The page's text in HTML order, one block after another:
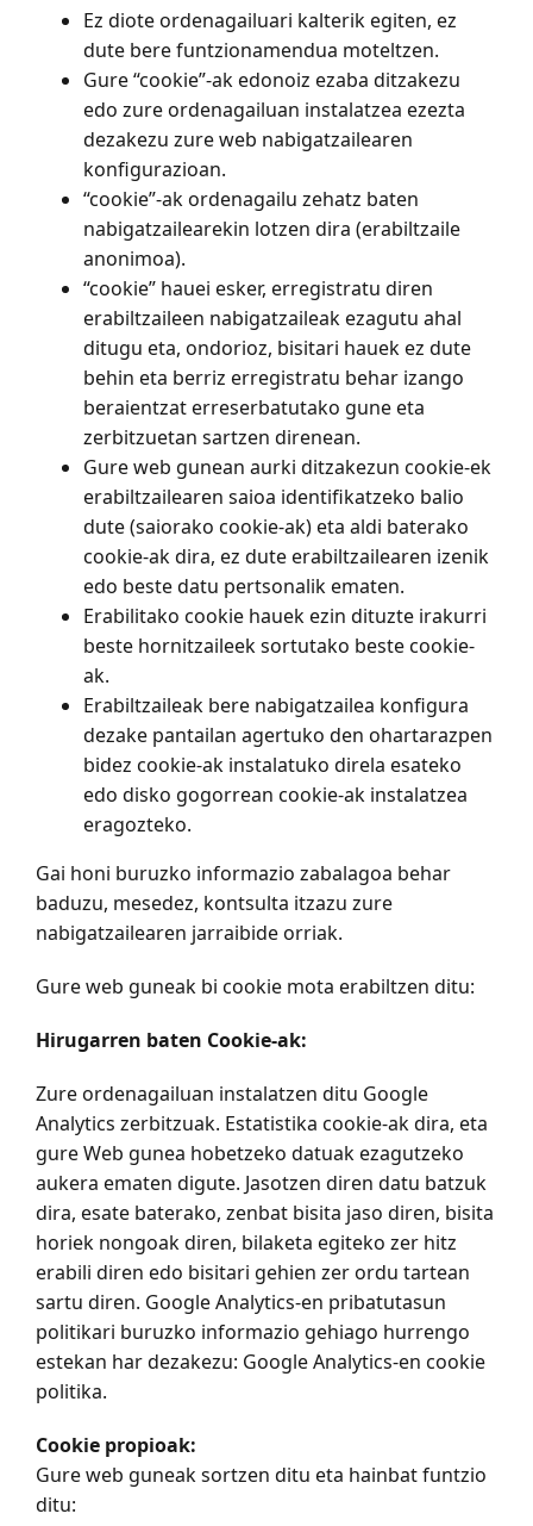
Ez diote ordenagailuari kalterik egiten, ez
dute bere funtzionamendua moteltzen.
Gure “cookie”-ak edonoiz ezaba ditzakezu
edo zure ordenagailuan instalatzea ezezta
dezakezu zure web nabigatzailearen
konfigurazioan.
“cookie”-ak ordenagailu zehatz baten
nabigatzailearekin lotzen dira (erabiltzaile
anonimoa).
“cookie” hauei esker, erregistratu diren
erabiltzaileen nabigatzaileak ezagutu ahal
ditugu eta, ondorioz, bisitari hauek ez dute
behin eta berriz erregistratu behar izango
beraientzat erreserbatutako gune eta
zerbitzuetan sartzen direnean.
Gure web gunean aurki ditzakezun cookie-ek
erabiltzailearen saioa identifikatzeko balio
dute (saiorako cookie-ak) eta aldi baterako
cookie-ak dira, ez dute erabiltzailearen izenik
edo beste datu pertsonalik ematen.
Erabilitako cookie hauek ezin dituzte irakurri
beste hornitzaileek sortutako beste cookie-
ak.
Erabiltzaileak bere nabigatzailea konfigura
dezake pantailan agertuko den ohartarazpen
bidez cookie-ak instalatuko direla esateko
edo disko gogorrean cookie-ak instalatzea
eragozteko.
Gai honi buruzko informazio zabalagoa behar
baduzu, mesedez, kontsulta itzazu zure
nabigatzailearen jarraibide orriak.
Gure web guneak bi cookie mota erabiltzen ditu:
Hirugarren baten Cookie-ak:
Zure ordenagailuan instalatzen ditu Google
Analytics zerbitzuak. Estatistika cookie-ak dira, eta
gure Web gunea hobetzeko datuak ezagutzeko
aukera ematen digute. Jasotzen diren datu batzuk
dira, esate baterako, zenbat bisita jaso diren, bisita
horiek nongoak diren, bilaketa egiteko zer hitz
erabili diren edo bisitari gehien zer ordu tartean
sartu diren. Google Analytics-en pribatutasun
politikari buruzko informazio gehiago hurrengo
estekan har dezakezu: Google Analytics-en cookie
politika.
Cookie propioak:
Gure web guneak sortzen ditu eta hainbat funtzio
ditu: